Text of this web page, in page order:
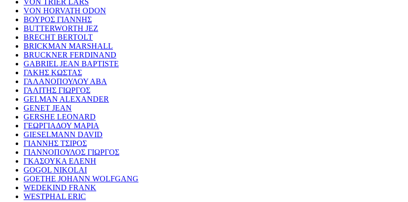
VON HORVATH ODON
ΒΟΥΡΟΣ ΓΙΑΝΝΗΣ
BUTTERWORTH JEZ
BRECHT BERTOLT
BRICKMAN MARSHALL
BRUCKNER FERDINAND
GABRIEL JEAN BAPTISTE
ΓΑΚΗΣ ΚΩΣΤΑΣ
ΓΑΛΑΝΟΠΟΥΛΟΥ ΑΒΑ
ΓΑΛΙΤΗΣ ΓΙΩΡΓΟΣ
GELMAN ALEXANDER
GENET JEAN
GERSHE LEONARD
ΓΕΩΡΓΙΑΔΟΥ ΜΑΡΙΑ
GIESELMANN DAVID
ΓΙΑΝΝΗΣ ΤΣΙΡΟΣ
ΓΙΑΝΝΟΠΟΥΛΟΣ ΓΙΩΡΓΟΣ
ΓΚΑΣΟΥΚΑ ΕΛΕΝΗ
GOGOL NIKOLAI
GOETHE JOHANN WOLFGANG
WEDEKIND FRANK
WESTPHAL ERIC